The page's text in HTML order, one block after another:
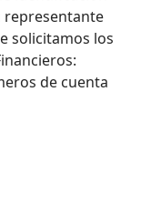
representante
solicitamos los
de cuenta